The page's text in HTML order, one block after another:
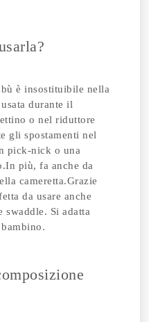
è insostituibile nella
usata durante il
o nel riduttore
gli spostamenti nel
pick-nick o una
In più, fa anche da
cameretta.Grazie
da usare anche
swaddle. Si adatta